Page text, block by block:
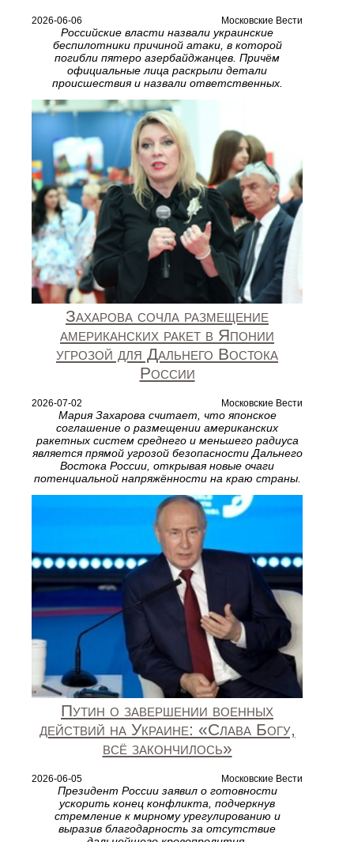
2026-06-06 Московские Вести
Российские власти назвали украинские
беспилотники причиной атаки, в которой
погибли пятеро азербайджанцев. Причём
официальные лица раскрыли детали
происшествия и назвали ответственных.
Захарова сочла размещение
американских ракет в Японии
угрозой для Дальнего Востока
России
2026-07-02 Московские Вести
Мария Захарова считает, что японское
соглашение о размещении американских
ракетных систем среднего и меньшего радиуса
является прямой угрозой безопасности Дальнего
Востока России, открывая новые очаги
потенциальной напряжённости на краю страны.
Путин о завершении военных
действий на Украине: «Слава Богу,
всё закончилось»
2026-06-05 Московские Вести
Президент России заявил о готовности
ускорить конец конфликта, подчеркнув
стремление к мирному урегулированию и
выразив благодарность за отсутствие